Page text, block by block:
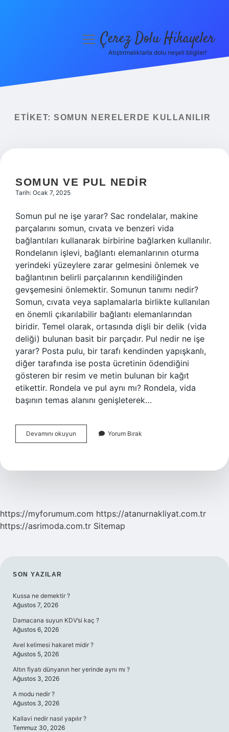
Yasal Uyarı
menüyüÇerez Dolu Hikayeler
Atıştırmalıklarla dolu neşeli bilgiler!
ETIKET: SOMUN NERELERDE KULLANILIR
SOMUN VE PUL NEDIR
Tarih: Ocak 7, 2025
Somun pul ne işe yarar? Sac rondelalar, makine
parçalarını somun, cıvata ve benzeri vida
bağlantıları kullanarak birbirine bağlarken kullanılır.
Rondelanın işlevi, bağlantı elemanlarının oturma
yerindeki yüzeylere zarar gelmesini önlemek ve
bağlantının belirli parçalarının kendiliğinden
gevşemesini önlemektir. Somunun tanımı nedir?
Somun, cıvata veya saplamalarla birlikte kullanılan
en önemli çıkarılabilir bağlantı elemanlarından
biridir. Temel olarak, ortasında dişli bir delik (vida
deliği) bulunan basit bir parçadır. Pul nedir ne işe
yarar? Posta pulu, bir tarafı kendinden yapışkanlı,
diğer tarafında ise posta ücretinin ödendiğini
gösteren bir resim ve metin bulunan bir kağıt
etikettir. Rondela ve pul aynı mı? Rondela, vida
başının temas alanını genişleterek…
Devamını okuyun
Ve
Yorum Bırak
https://myforumum.com https://atanurnakliyat.com.tr
https://asrimoda.com.tr Sitemap
SIDEBAR
SON YAZILAR
Kussa ne demektir ?
Ağustos 7, 2026
Damacana suyun KDV’si kaç ?
Ağustos 6, 2026
Avel kelimesi hakaret midir ?
Ağustos 5, 2026
Altın fiyatı dünyanın her yerinde aynı mı ?
Ağustos 3, 2026
A modu nedir ?
Ağustos 3, 2026
Kallavi nedir nasıl yapılır ?
Temmuz 30, 2026